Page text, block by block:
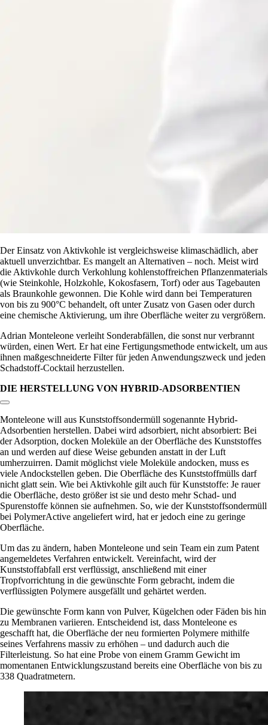
Der Einsatz von Aktivkohle ist vergleichsweise klimaschädlich, aber
aktuell unverzichtbar. Es mangelt an Alternativen – noch. Meist wird
die Aktivkohle durch Verkohlung kohlenstoffreichen Pflanzenmaterials
(wie Steinkohle, Holzkohle, Kokosfasern, Torf) oder aus Tagebauten
als Braunkohle gewonnen. Die Kohle wird dann bei Temperaturen
von bis zu 900°C behandelt, oft unter Zusatz von Gasen oder durch
eine chemische Aktivierung, um ihre Oberfläche weiter zu vergrößern.
Adrian Monteleone verleiht Sonderabfällen, die sonst nur verbrannt
würden, einen Wert. Er hat eine Fertigungsmethode entwickelt, um aus
ihnen maßgeschneiderte Filter für jeden Anwendungszweck und jeden
Schadstoff-Cocktail herzustellen.
DIE HERSTELLUNG VON HYBRID-ADSORBENTIEN
Link zum Abschnitt kopieren:
Monteleone will aus Kunststoffsondermüll sogenannte Hybrid-
Adsorbentien herstellen. Dabei wird adsorbiert, nicht absorbiert: Bei
der Adsorption, docken Moleküle an der Oberfläche des Kunststoffes
an und werden auf diese Weise gebunden anstatt in der Luft
umherzuirren. Damit möglichst viele Moleküle andocken, muss es
viele Andockstellen geben. Die Oberfläche des Kunststoffmülls darf
nicht glatt sein. Wie bei Aktivkohle gilt auch für Kunststoffe: Je rauer
die Oberfläche, desto größer ist sie und desto mehr Schad- und
Spurenstoffe können sie aufnehmen. So, wie der Kunststoffsondermüll
bei PolymerActive angeliefert wird, hat er jedoch eine zu geringe
Oberfläche.
Um das zu ändern, haben Monteleone und sein Team ein zum Patent
angemeldetes Verfahren entwickelt. Vereinfacht, wird der
Kunststoffabfall erst verflüssigt, anschließend mit einer
Tropfvorrichtung in die gewünschte Form gebracht, indem die
verflüssigten Polymere ausgefällt und gehärtet werden.
Die gewünschte Form kann von Pulver, Kügelchen oder Fäden bis hin
zu Membranen variieren. Entscheidend ist, dass Monteleone es
geschafft hat, die Oberfläche der neu formierten Polymere mithilfe
seines Verfahrens massiv zu erhöhen – und dadurch auch die
Filterleistung. So hat eine Probe von einem Gramm Gewicht im
momentanen Entwicklungszustand bereits eine Oberfläche von bis zu
338 Quadratmetern.